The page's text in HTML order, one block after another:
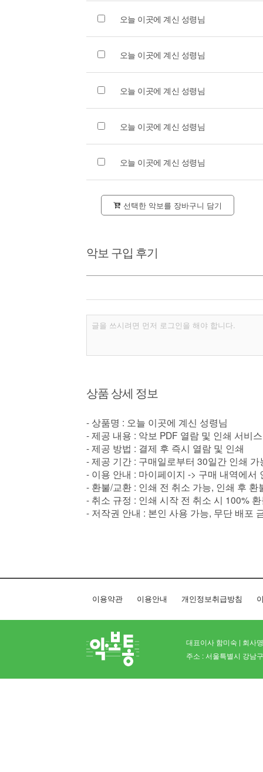
오늘 이곳에 계신 성령님
오늘 이곳에 계신 성령님
오늘 이곳에 계신 성령님
오늘 이곳에 계신 성령님
오늘 이곳에 계신 성령님
선택한 악보를 장바구니 담기
악보 구입 후기
상품 상세 정보
- 상품명 : 오늘 이곳에 계신 성령님
- 제공 내용 : 악보 PDF 열람 및 인쇄 서비스
- 제공 방법 : 결제 후 즉시 열람 및 인쇄
- 제공 기간 : 구매일로부터 30일간 인쇄
- 이용 안내 : 마이페이지 -> 구매 내역에서
- 환불/교환 : 인쇄 전 취소 가능, 인쇄 후 환
- 취소 규정 : 인쇄 시작 전 취소 시 100%
- 저작권 안내 : 본인 사용 가능, 무단 배포
이용약관 이용안내 개인정보취급방침
대표이사 함미숙 | 회사
주소 : 서울특별시 강남